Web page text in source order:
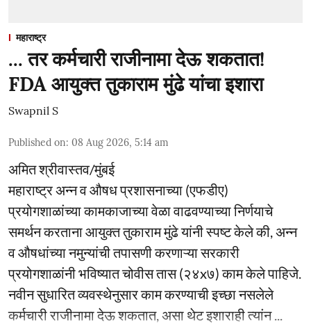
महाराष्ट्र
... तर कर्मचारी राजीनामा देऊ शकतात!
FDA आयुक्त तुकाराम मुंढे यांचा इशारा
Swapnil S
Published on: 08 Aug 2026, 5:14 am
अमित श्रीवास्तव/मुंबई
महाराष्ट्र अन्न व औषध प्रशासनाच्या (एफडीए)
प्रयोगशाळांच्या कामकाजाच्या वेळा वाढवण्याच्या निर्णयाचे
समर्थन करताना आयुक्त तुकाराम मुंढे यांनी स्पष्ट केले की, अन्न
व औषधांच्या नमुन्यांची तपासणी करणाऱ्या सरकारी
प्रयोगशाळांनी भविष्यात चोवीस तास (२४x७) काम केले पाहिजे.
नवीन सुधारित व्यवस्थेनुसार काम करण्याची इच्छा नसलेले
कर्मचारी राजीनामा देऊ शकतात, असा थेट इशाराही त्यांन ...